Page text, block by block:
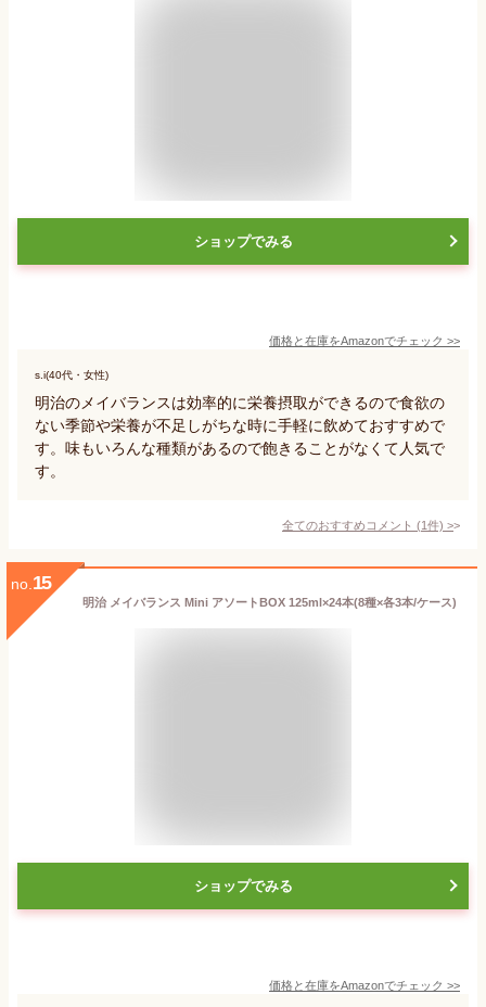
ショップでみる
価格と在庫をAmazonでチェック >>
s.i(40代・女性)
明治のメイバランスは効率的に栄養摂取ができるので食欲の
ない季節や栄養が不足しがちな時に手軽に飲めておすすめで
す。味もいろんな種類があるので飽きることがなくて人気で
す。
全てのおすすめコメント (1件) >
no. 15
明治 メイバランス Mini アソートBOX 125ml×24本(8種×各3本/ケース)
ショップでみる
価格と在庫をAmazonでチェック >>